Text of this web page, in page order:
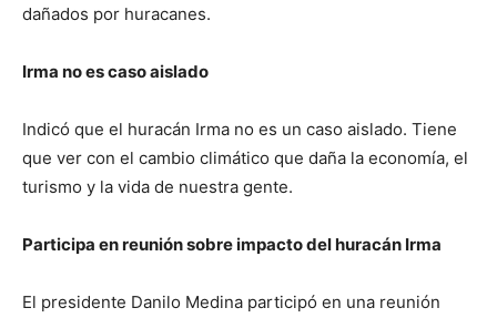
dañados por huracanes.
Irma no es caso aislado
Indicó que el huracán Irma no es un caso aislado. Tiene
que ver con el cambio climático que daña la economía, el
turismo y la vida de nuestra gente.
Participa en reunión sobre impacto del huracán Irma
El presidente Danilo Medina participó en una reunión